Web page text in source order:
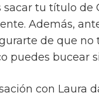
sacar tu título
Además,
de que
puedes bucear
con Laura